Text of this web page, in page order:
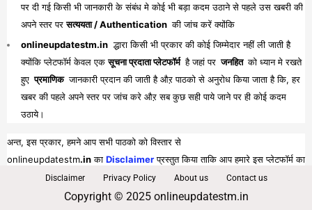
पर दी गई किसी भी जानकारी के संबंध मे कोई भी बड़ा कदम उठाने से पहले उस खबरी की
अपने स्तर परसत्ययता / Authentication की जांच करें क्योंकि
onlineupdatestm.in द्धारा किसी भी प्रकार की कोई जिम्मेदार नहीं ली जाती है
क्योंकि प्लेटफॉर्म केवल एकसूचना प्रदाता प्लेटफॉर्म है जहां पर जनहित को ध्यान मे रखते
हुए प्रमाणिक जानकारी प्रदान की जाती है औऱ पाठको से अनुरोध किया जाता है कि, हर
खबर की पहले अपने स्तर पर जांच करे औऱ सब कुछ सही पाये जाने पर ही कोई कदम
उठाये।
अन्त, इस प्रकार, हमने आप सभी पाठको को विस्तार से
onlineupdatestm.inका Disclaimerप्रस्तुत किया ताकि आप हमारे इस प्लेटफॉर्म का
पूरा व भरपूर लाभ प्राप्त कर सकें।
Disclaimer Privacy Policy About us Contact us
Copyright © 2025 onlineupdatestm.in